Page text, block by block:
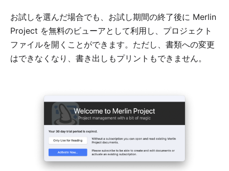
お試しを選んだ場合でも、お試し期間の終了後に Merlin
Project を無料のビューアとして利用し、プロジェクト
ファイルを開くことができます。ただし、書類への変更
はできなくなり、書き出しもプリントもできません。